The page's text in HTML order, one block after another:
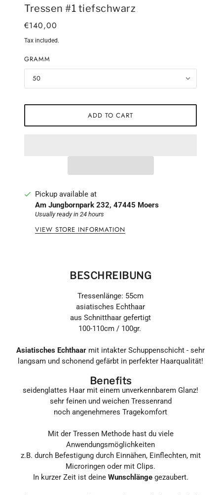
Tressen #1 tiefschwarz
€140,00
Tax included.
GRAMM
50
ADD TO CART
Pickup available at
Am Jungbornpark 232, 47445 Moers
Usually ready in 24 hours
VIEW STORE INFORMATION
BESCHREIBUNG
Tressenlänge: 55cm
asiatisches Echthaar
aus Schnitthaar gefertigt
100-110cm / 100gr.
Asiatisches Echthaar mit intakter Schuppenschicht - sehr
langsam und schonend gefärbt in perfekter Haarqualität!
Benefits
seidenglattes Haar mit einem unverkennbarem Glanz!
sehr feinen und weichen Tressenrand
noch angenehmeres Tragekomfort
Mit der Tressen Methode hast du viele
Anwendungsmöglichkeiten
z.B. durch Befestigung durch Einnähen, Einflechten, mit
Microringen oder mit Clips.
In kurzer Zeit ist deine Wunschlängegezaubert.